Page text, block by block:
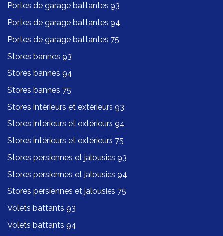
Portes de garage battantes 93
Portes de garage battantes 94
Portes de garage battantes 75
Stores bannes 93
Stores bannes 94
Stores bannes 75
Stores intérieurs et extérieurs 93
Stores intérieurs et extérieurs 94
Stores intérieurs et extérieurs 75
Stores persiennes et jalousies 93
Stores persiennes et jalousies 94
Stores persiennes et jalousies 75
Volets battants 93
Volets battants 94